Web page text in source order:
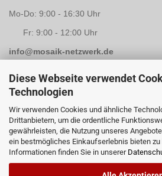
Diese Webseite verwendet
Technologien
Wir verwenden Cookies und ähnliche
Drittanbietern, um die ordentliche
gewährleisten, die Nutzung unseres
ein bestmögliches Einkaufserlebnis bieten zu
Informationen finden Sie in unserer
Mo-Do: 9:00 - 16:30 Uhr
Fr: 9:00 - 12:00 Uhr
info@mosaik-netzwerk.de
Retouren Adresse:
Mosaik-Netzwerk
Kapellenstrasse 3
96117 Memmelsdorf / Lichteneiche